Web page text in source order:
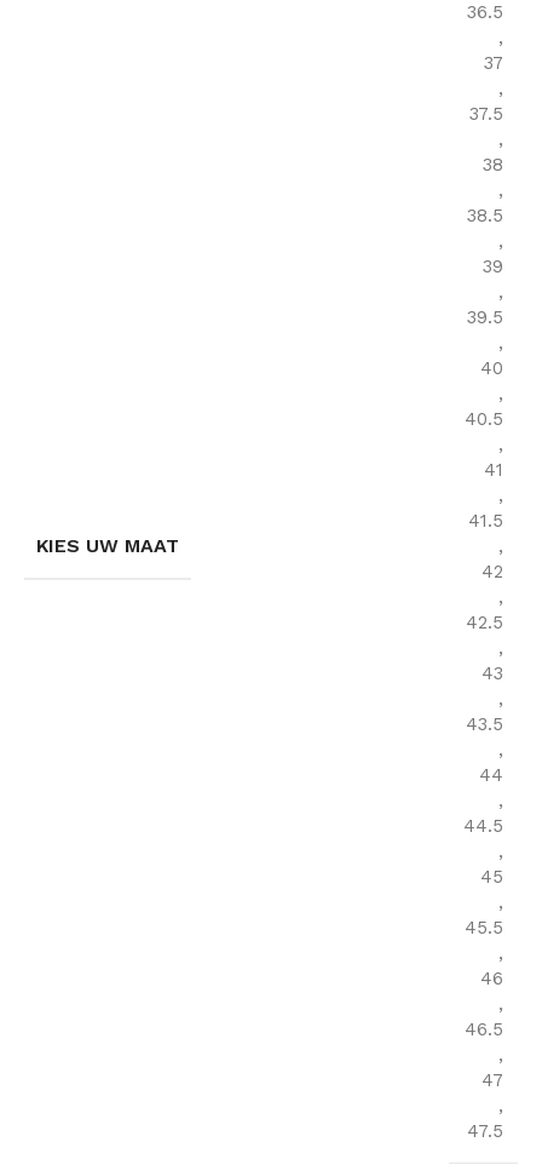
KIES UW MAAT
36.5
,
37
,
37.5
,
38
,
38.5
,
39
,
39.5
,
40
,
40.5
,
41
,
41.5
,
42
,
42.5
,
43
,
43.5
,
44
,
44.5
,
45
,
45.5
,
46
,
46.5
,
47
,
47.5